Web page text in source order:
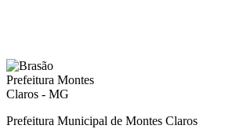
Prefeitura Municipal de Montes Claros